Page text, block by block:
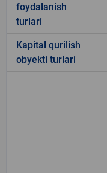
foydalanish
turlari
Kapital qurilish
obyekti turlari